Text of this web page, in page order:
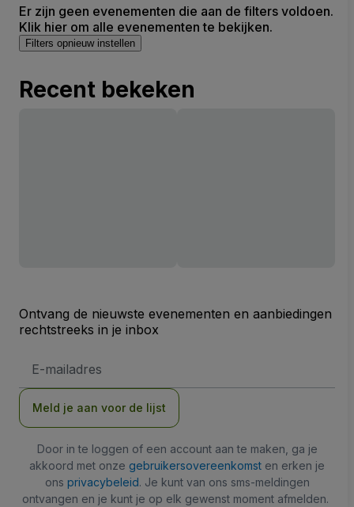
Er zijn geen evenementen die aan de filters voldoen.
Klik hier om alle evenementen te bekijken.
Filters opnieuw instellen
Recent bekeken
Ontvang de nieuwste evenementen en aanbiedingen
rechtstreeks in je inbox
mailadres
Meld je aan voor de lijst
Door in te loggen of een account aan te maken, ga je
akkoord met onze gebruikersovereenkomst en erken je
ons privacybeleid. Je kunt van ons sms-meldingen
ontvangen en je kunt je op elk gewenst moment afmelden.